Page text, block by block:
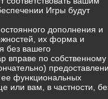
Игры будут
дополнения и
их форма и
без вашего
вправе по собственному
ее функциональных
или вам, в частности,